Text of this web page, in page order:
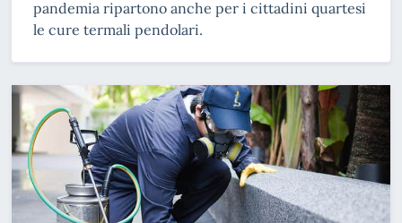
pandemia ripartono anche per i cittadini quartesi
le cure termali pendolari.